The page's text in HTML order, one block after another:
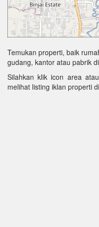
Temukan properti, baik
gudang, kantor atau pabrik
Silahkan klik icon area
melihat listing iklan properti